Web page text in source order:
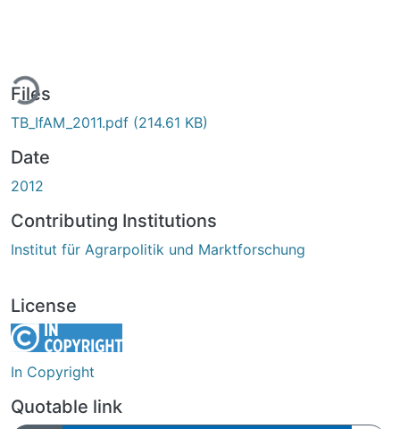
Files
TB_IfAM_2011.pdf (214.61 KB)
Date
2012
Contributing Institutions
Institut für Agrarpolitik und Marktforschung
License
In Copyright
Quotable link